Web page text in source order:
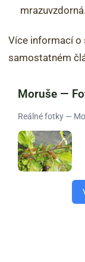
mrazuvzdorná.
Více informací o
samostatném
Moruše —
Reálné fotky —